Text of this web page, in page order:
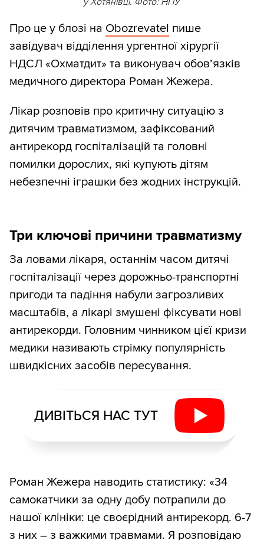
Про це у блозі на Obozrevatel пише
завідувач відділення ургентної хірургії
НДСЛ «Охматдит» та виконувач обов’язків
медичного директора Роман Жежера.
Лікар розповів про критичну ситуацію з
дитячим травматизмом, зафіксований
антирекорд госпіталізацій та головні
помилки дорослих, які купують дітям
небезпечні іграшки без жодних інструкцій.
Три ключові причини травматизму
За ловами лікаря, останнім часом дитячі
госпіталізації через дорожньо-транспортні
пригоди та падіння набули загрозливих
масштабів, а лікарі змушені фіксувати нові
антирекорди. Головним чинником цієї кризи
медики називають стрімку популярність
швидкісних засобів пересування.
ДИВІТЬСЯ НАС ТУТ
Роман Жежера наводить статистику: «34
самокатчики за одну добу потрапили до
нашої клініки: це своєрідний антирекорд. 6-7
з них – з важкими травмами. Я розповідаю